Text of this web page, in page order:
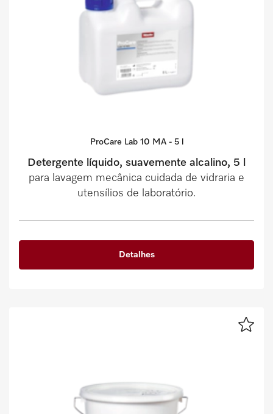
ProCare Lab 10 MA - 5 l
Detergente líquido, suavemente alcalino, 5 l
para lavagem mecânica cuidada de vidraria e
utensílios de laboratório.
Detalhes